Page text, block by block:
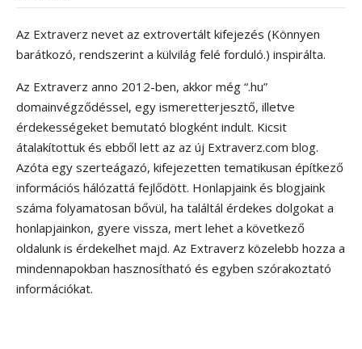
Az Extraverz nevet az extrovertált kifejezés (Könnyen
barátkozó, rendszerint a külvilág felé forduló.) inspirálta.
Az Extraverz anno 2012-ben, akkor még “.hu”
domainvégződéssel, egy ismeretterjesztő, illetve
érdekességeket bemutató blogként indult. Kicsit
átalakítottuk és ebből lett az az új Extraverz.com blog.
Azóta egy szerteágazó, kifejezetten tematikusan építkező
információs hálózattá fejlődött. Honlapjaink és blogjaink
száma folyamatosan bővül, ha találtál érdekes dolgokat a
honlapjainkon, gyere vissza, mert lehet a következő
oldalunk is érdekelhet majd. Az Extraverz közelebb hozza a
mindennapokban hasznosítható és egyben szórakoztató
információkat.